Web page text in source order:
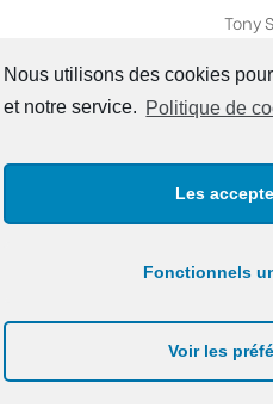
Nous utilisons des cookies
et notre service. Politique de
Les
Fonctionnels
Voir les
Tony
Réseaux
Copyright ©Galerie
Design by